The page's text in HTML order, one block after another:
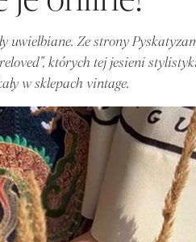
uwielbiane. Ze strony
których tej jesieni
w sklepach vintage.